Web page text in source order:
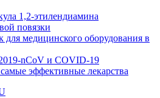
1,2-этилендиамина
повязки
для медицинского оборудования в
nCoV и COVID-19
эффективные лекарства